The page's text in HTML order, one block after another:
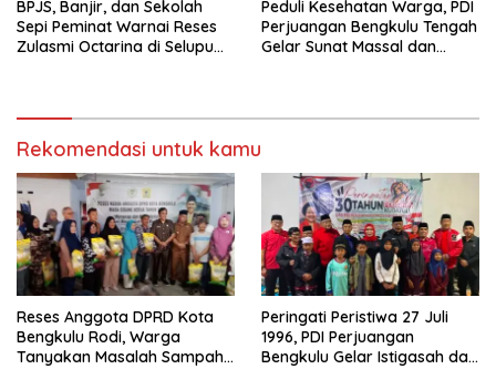
BPJS, Banjir, dan Sekolah
Sepi Peminat Warnai Reses
Zulasmi Octarina di Selupu
Peduli Kesehatan Warga, PDI
Perjuangan Bengkulu Tengah
Gelar Sunat Massal dan
Rekomendasi untuk kamu
Reses Anggota DPRD Kota
Bengkulu Rodi, Warga
Tanyakan Masalah Sampah
Peringati Peristiwa 27 Juli
1996, PDI Perjuangan
Bengkulu Gelar Istigasah dan